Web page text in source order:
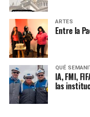
ARTES
Entre la
QUÉ
IA, FMI,
las